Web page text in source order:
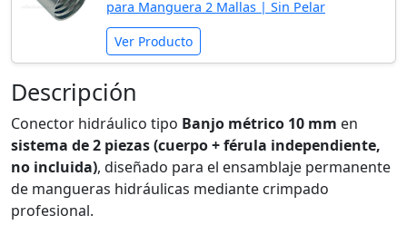
para Manguera 2 Mallas | Sin Pelar
Ver Producto
Descripción
Conector hidráulico tipo Banjo métrico 10 mm en
sistema de 2 piezas (cuerpo + férula independiente,
no incluida), diseñado para el ensamblaje permanente
de mangueras hidráulicas mediante crimpado
profesional.